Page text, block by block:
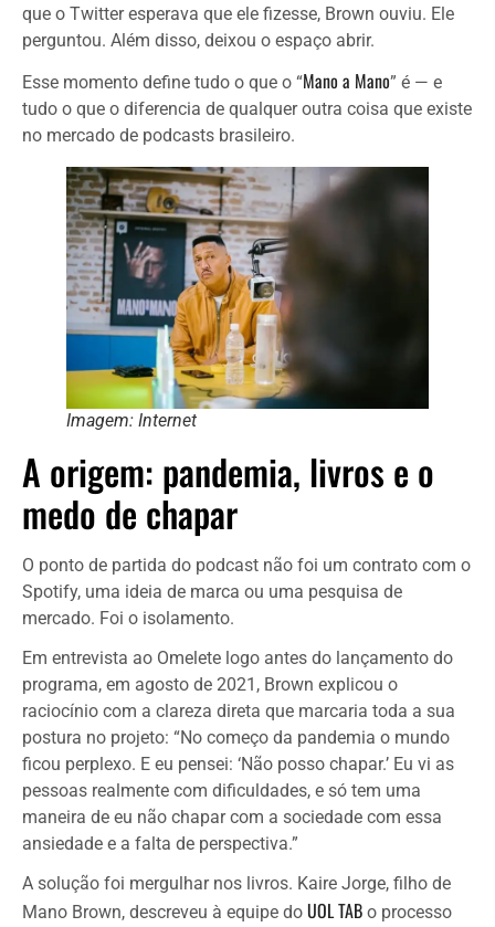
que o Twitter esperava que ele fizesse, Brown ouviu. Ele
perguntou. Além disso, deixou o espaço abrir.
Esse momento define tudo o que o “Mano a Mano” é — e
tudo o que o diferencia de qualquer outra coisa que existe
no mercado de podcasts brasileiro.
Imagem: Internet
A origem: pandemia, livros e o
medo de chapar
O ponto de partida do podcast não foi um contrato com o
Spotify, uma ideia de marca ou uma pesquisa de
mercado. Foi o isolamento.
Em entrevista ao Omelete logo antes do lançamento do
programa, em agosto de 2021, Brown explicou o
raciocínio com a clareza direta que marcaria toda a sua
postura no projeto: “No começo da pandemia o mundo
ficou perplexo. E eu pensei: ‘Não posso chapar.’ Eu vi as
pessoas realmente com dificuldades, e só tem uma
maneira de eu não chapar com a sociedade com essa
ansiedade e a falta de perspectiva.”
A solução foi mergulhar nos livros. Kaire Jorge, filho de
Mano Brown, descreveu à equipe do UOL TAB o processo